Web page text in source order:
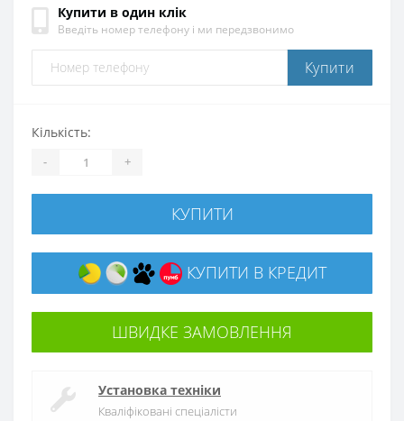
Купити в один клік
Введіть номер телефону і ми передзвонимо
Купити
Кількість:
- +
КУПИТИ
КУПИТИ В КРЕДИТ
ШВИДКЕ ЗАМОВЛЕННЯ
Установка техніки
Кваліфіковані спеціалісти